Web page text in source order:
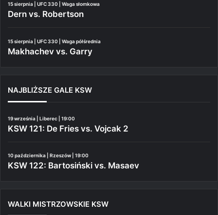
15 sierpnia | UFC 330 | Waga słomkowa
Dern vs. Robertson
15 sierpnia | UFC 330 | Waga półśrednia
Makhachev vs. Garry
NAJBLIŻSZE GALE KSW
19 września | Liberec | 19:00
KSW 121: De Fries vs. Vojcak 2
10 października | Rzeszów | 19:00
KSW 122: Bartosiński vs. Masaev
WALKI MISTRZOWSKIE KSW